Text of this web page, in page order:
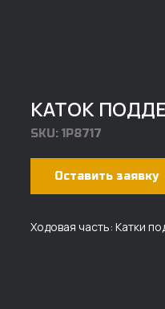
КАТОК
SKU: 1P8717
Оставить заявку
Ходовая часть: Катки